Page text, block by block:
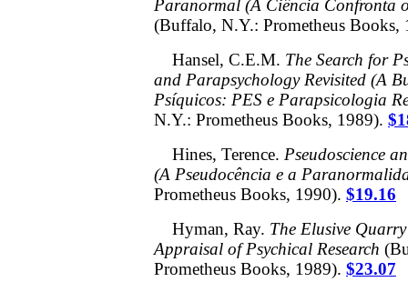
Paranormal (A Ciência Confronta
(Buffalo, N.Y.: Prometheus
Hansel, C.E.M. The Search for
and Parapsychology Revisited (A
Psíquicos: PES e Parapsicologia
N.Y.: Prometheus Books, 1989).
Hines, Terence. Pseudoscience
(A Pseudocência e a
Prometheus Books, 1990). $19.16
Hyman, Ray. The Elusive
Appraisal of Psychical Research
Prometheus Books, 1989). $23.07